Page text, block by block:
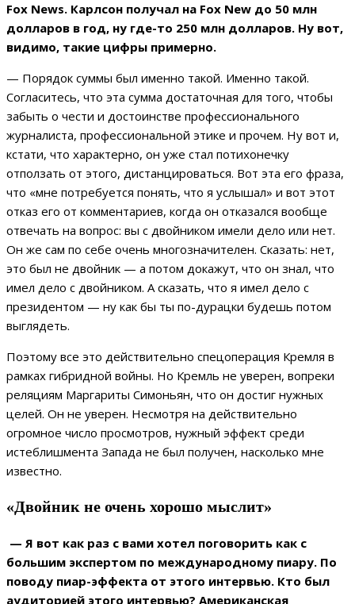
Fox News. Карлсон получал на Fox New до 50 млн
долларов в год, ну где-то 250 млн долларов. Ну вот,
видимо, такие цифры примерно.
— Порядок суммы был именно такой. Именно такой.
Согласитесь, что эта сумма достаточная для того, чтобы
забыть о чести и достоинстве профессионального
журналиста, профессиональной этике и прочем. Ну вот и,
кстати, что характерно, он уже стал потихонечку
отползать от этого, дистанцироваться. Вот эта его фраза,
что «мне потребуется понять, что я услышал» и вот этот
отказ его от комментариев, когда он отказался вообще
отвечать на вопрос: вы с двойником имели дело или нет.
Он же сам по себе очень многозначителен. Сказать: нет,
это был не двойник — а потом докажут, что он знал, что
имел дело с двойником. А сказать, что я имел дело с
президентом — ну как бы ты по-дурацки будешь потом
выглядеть.
Поэтому все это действительно спецоперация Кремля в
рамках гибридной войны. Но Кремль не уверен, вопреки
реляциям Маргариты Симоньян, что он достиг нужных
целей. Он не уверен. Несмотря на действительно
огромное число просмотров, нужный эффект среди
истеблишмента Запада не был получен, насколько мне
известно.
«Двойник не очень хорошо мыслит»
— Я вот как раз с вами хотел поговорить как с
большим экспертом по международному пиару. По
поводу пиар-эффекта от этого интервью. Кто был
аудиторией этого интервью? Американская